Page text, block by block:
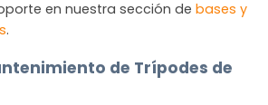
en nuestra sección de bases y
.
de Trípodes de